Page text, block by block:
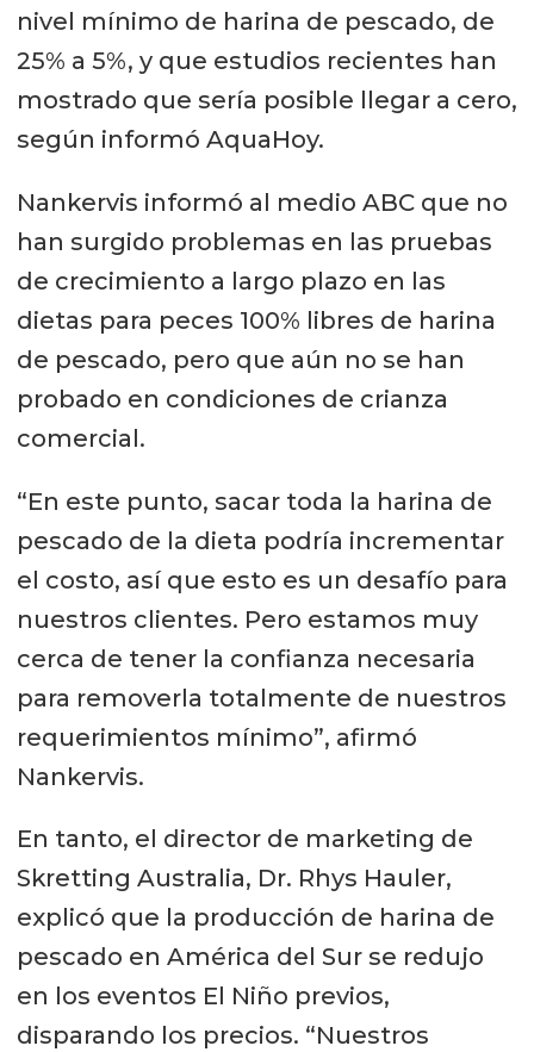
nivel mínimo de harina de pescado, de
25% a 5%, y que estudios recientes han
mostrado que sería posible llegar a cero,
según informó AquaHoy.
Nankervis informó al medio ABC que no
han surgido problemas en las pruebas
de crecimiento a largo plazo en las
dietas para peces 100% libres de harina
de pescado, pero que aún no se han
probado en condiciones de crianza
comercial.
“En este punto, sacar toda la harina de
pescado de la dieta podría incrementar
el costo, así que esto es un desafío para
nuestros clientes. Pero estamos muy
cerca de tener la confianza necesaria
para removerla totalmente de nuestros
requerimientos mínimo”, afirmó
Nankervis.
En tanto, el director de marketing de
Skretting Australia, Dr. Rhys Hauler,
explicó que la producción de harina de
pescado en América del Sur se redujo
en los eventos El Niño previos,
disparando los precios. “Nuestros